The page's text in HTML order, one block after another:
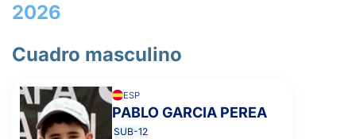
2026
Cuadro masculino
ESP
PABLO GARCIA PEREA
SUB-12